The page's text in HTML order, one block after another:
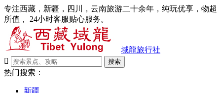
专注西藏，新疆，四川，云南旅游二十余年，纯玩优享，物超
所值， 24小时客服贴心服务。
域龍旅行社

搜索
热门搜索：
新疆